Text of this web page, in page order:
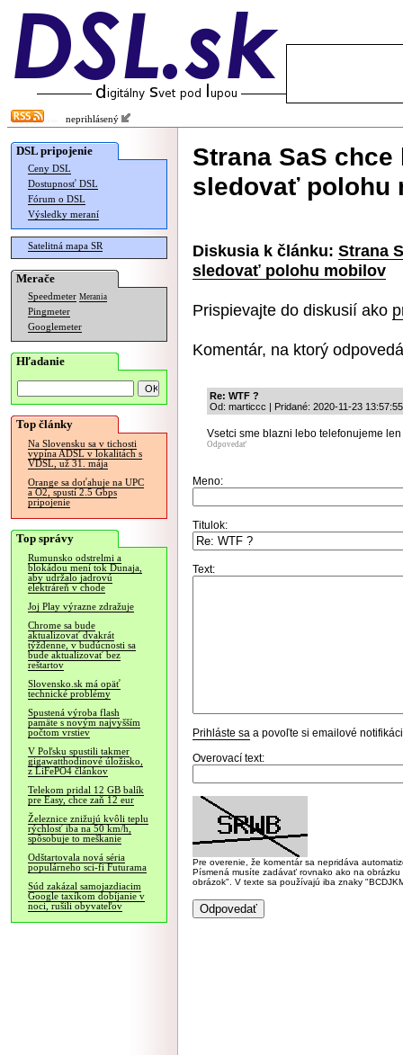
neprihlásený
DSL pripojenie
Ceny DSL
Dostupnosť DSL
Fórum o DSL
Výsledky meraní
Satelitná mapa SR
Merače
Speedmeter Merania
Pingmeter
Googlemeter
Hľadanie
Top články
Na Slovensku sa v tichosti
vypína ADSL v lokalitách s
VDSL, už 31. mája
Orange sa doťahuje na UPC
a O2, spustí 2.5 Gbps
pripojenie
Top správy
Rumunsko odstrelmi a
blokádou mení tok Dunaja,
aby udržalo jadrovú
elektráreň v chode
Joj Play výrazne zdražuje
Chrome sa bude
aktualizovať dvakrát
týždenne, v budúcnosti sa
bude aktualizovať bez
reštartov
Slovensko.sk má opäť
technické problémy
Spustená výroba flash
pamäte s novým najvyšším
počtom vrstiev
V Poľsku spustili takmer
gigawatthodinové úložisko,
z LiFePO4 článkov
Telekom pridal 12 GB balík
pre Easy, chce zaň 12 eur
Železnice znižujú kvôli teplu
rýchlosť iba na 50 km/h,
spôsobuje to meškanie
Odštartovala nová séria
populárneho sci-fi Futurama
Súd zakázal samojazdiacim
Google taxíkom dobíjanie v
noci, rušili obyvateľov
Strana SaS
sledovať polohu
Diskusia k článku: Strana
sledovať polohu mobilov
Prispievajte do diskusií ako
Komentár, na ktorý
Re: WTF ?
Od: marticcc | Pridané: 2020-11-23 13:57:55
Vsetci sme blazni lebo telefonujeme
Odpovedať
Meno:
Titulok:
Text:
Prihláste sa a povoľte si emailové
Overovací text:
Pre overenie, že komentár sa nepridáva
Písmená musíte zadávať rovnako ako na
obrázok". V texte sa používajú iba znaky